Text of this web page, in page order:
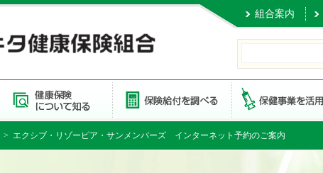
組合案内
> エクシブ・リゾーピア・サンメンバーズ インターネット予約のご案内